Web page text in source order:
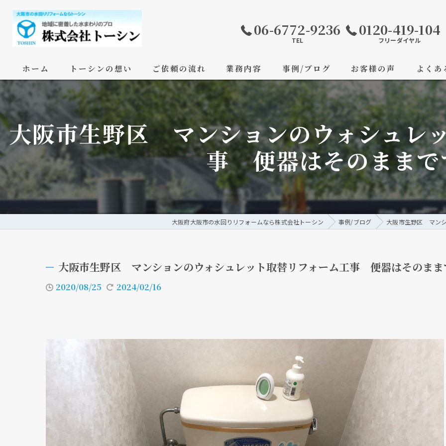
06-6772-9236
TEL
0120-419-104
フリーダイヤル
ホーム トーシンの想い ご依頼の流れ 業務内容 事例/ブログ お客様の声 よく
大阪市生野区 マンションのウォシュレ
事 便器はそのままで
大阪府大阪市の水回りリフォームなら株式会社トーシン 事例/ブログ 大阪市生野区 マン
大阪市生野区 マンションのウォシュレット取替リフォーム工事 便器はそのまま
2020/08/25 2024/02/16